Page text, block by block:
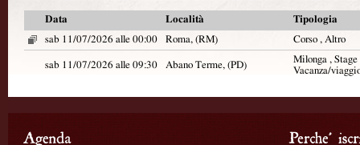
Data Località
Tipologia
sab 11/07/2026 alle 00:00
Roma, (RM) Corso , Altro
sab 11/07/2026 alle 09:30 Abano Terme, (PD)
Milonga ,
Vacanza/